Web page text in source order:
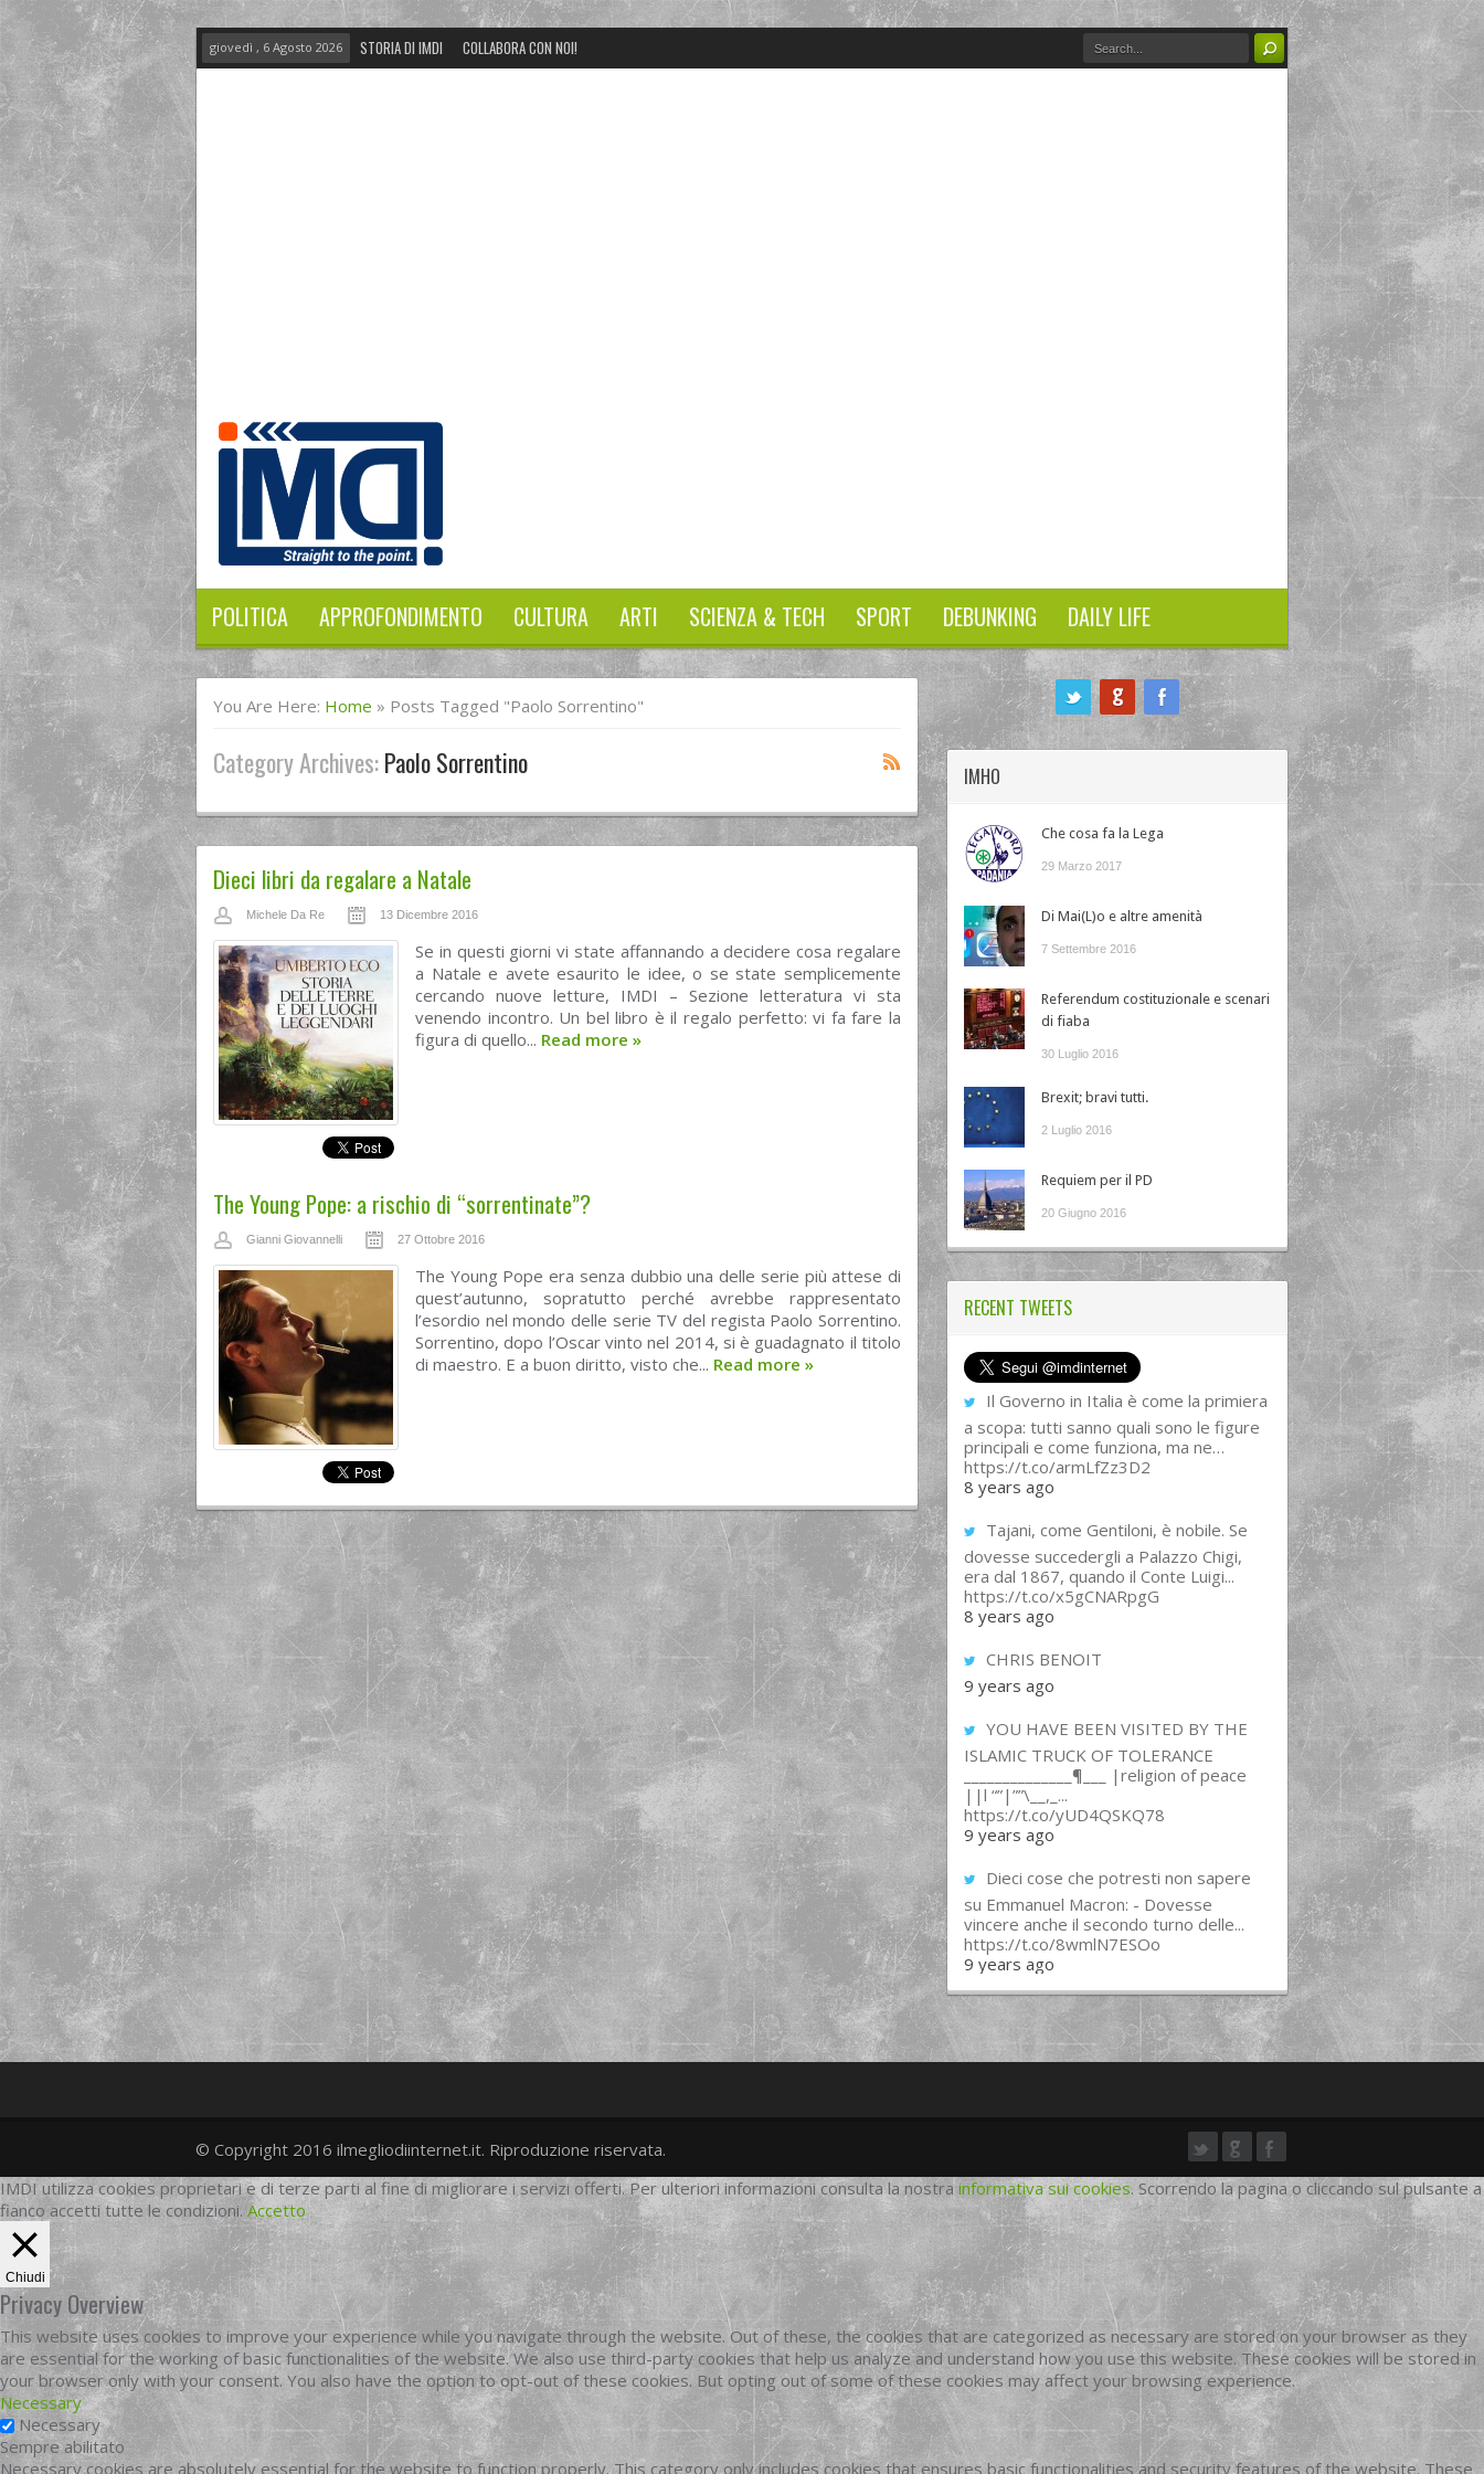
giovedì , 6 Agosto 2026 STORIA DI IMDI COLLABORA CON NOI!
POLITICA APPROFONDIMENTO CULTURA ARTI SCIENZA & TECH SPORT DEBUNKING DAILY LIFE
You Are Here: Home » Posts Tagged "paolo Sorrentino"
Category Archives:Paolo Sorrentino
Dieci libri da regalare a Natale
Michele Da Re 13 Dicembre 2016
Se in questi giorni vi state affannando a decidere cosa regalare
a Natale e avete esaurito le idee, o se state semplicemente
cercando nuove letture, IMDI – Sezione letteratura vi sta
venendo incontro. Un bel libro è il regalo perfetto: vi fa fare la
figura di quello... Read more »
The Young Pope: a rischio di “sorrentinate”?
Gianni Giovannelli 27 Ottobre 2016
The Young Pope era senza dubbio una delle serie più attese di
quest’autunno, sopratutto perché avrebbe rappresentato
l’esordio nel mondo delle serie TV del regista Paolo Sorrentino.
Sorrentino, dopo l’Oscar vinto nel 2014, si è guadagnato il titolo
di maestro. E a buon diritto, visto che... Read more »
IMHO
Che cosa fa la Lega
29 Marzo 2017
Di Mai(L)o e altre amenità
7 Settembre 2016
Referendum costituzionale e scenari
di fiaba
30 Luglio 2016
Brexit; bravi tutti.
2 Luglio 2016
Requiem per il PD
20 Giugno 2016
RECENT TWEETS
Il Governo in Italia è come la primiera
a scopa: tutti sanno quali sono le figure
principali e come funziona, ma ne…
https://t.co/armLfZz3D2
8 years ago
Tajani, come Gentiloni, è nobile. Se
dovesse succedergli a Palazzo Chigi,
era dal 1867, quando il Conte Luigi...
https://t.co/x5gCNARpgG
8 years ago
CHRIS BENOIT
9 years ago
YOU HAVE BEEN VISITED BY THE
ISLAMIC TRUCK OF TOLERANCE
______________¶___ |religion of peace
||l “”|””\__,_...
https://t.co/yUD4QSKQ78
9 years ago
Dieci cose che potresti non sapere
su Emmanuel Macron: - Dovesse
vincere anche il secondo turno delle...
https://t.co/8wmlN7ESOo
9 years ago
twittergoogleplus
facebook
© Copyright 2016 ilmegliodiinternet.it. Riproduzione riservata.
IMDI utilizza cookies proprietari e di terze parti al fine di migliorare i servizi offerti. Per ulteriori informazioni consulta la nostra informativa sui cookies. Scorrendo la pagina o cliccando sul pulsante a
fianco accetti tutte le condizioni. Accetto
Chiudi
Privacy Overview
This website uses cookies to improve your experience while you navigate through the website. Out of these, the cookies that are categorized as necessary are stored on your browser as they
are essential for the working of basic functionalities of the website. We also use third-party cookies that help us analyze and understand how you use this website. These cookies will be stored in
your browser only with your consent. You also have the option to opt-out of these cookies. But opting out of some of these cookies may affect your browsing experience.
Necessary
Necessary
Sempre abilitato
Necessary cookies are absolutely essential for the website to function properly. This category only includes cookies that ensures basic functionalities and security features of the website. These